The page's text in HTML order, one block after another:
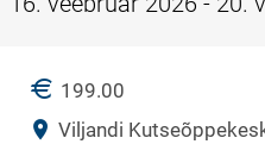
HIND199.00
Asukoht
Viljandi